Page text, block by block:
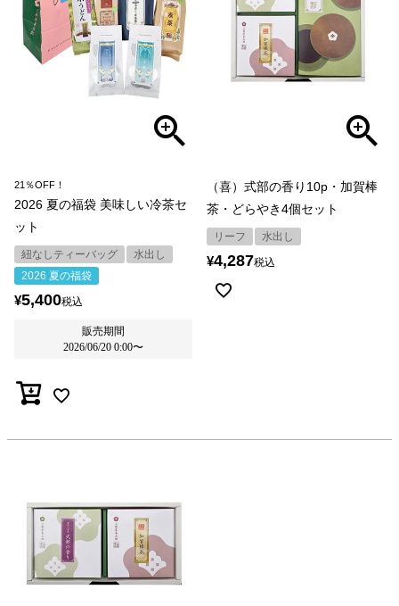
21％OFF！
2026 夏の福袋 美味しい冷茶セ
ット
紐なしティーバッグ
水出し
2026 夏の福袋
¥5,400税込
販売期間
2026/06/20 0:00〜
（喜）式部の香り10p・加賀棒
茶・どらやき4個セット
リーフ 水出し
¥4,287税込